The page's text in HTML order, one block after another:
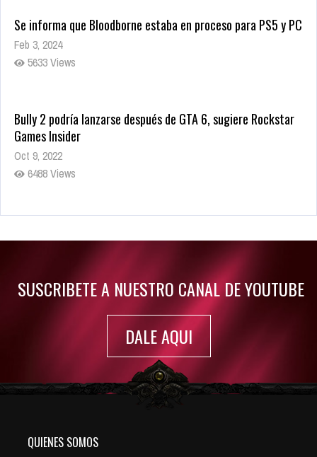
Se informa que Bloodborne estaba en proceso para PS5 y PC
Feb 3, 2024
5633 Views
Bully 2 podría lanzarse después de GTA 6, sugiere Rockstar
Games Insider
Oct 9, 2022
6488 Views
Rumor: Se filtran los primeros detalles de Resident Evil 9
SUSCRIBETE A NUESTRO CANAL DE YOUTUBE
DALE AQUI
QUIENES SOMOS